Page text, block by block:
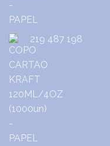
219 487 198